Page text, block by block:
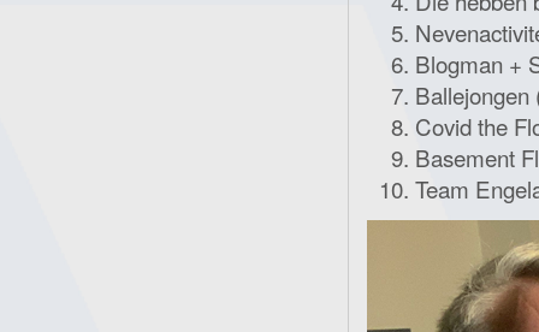
Blogman +
Covid the
Basement
Team